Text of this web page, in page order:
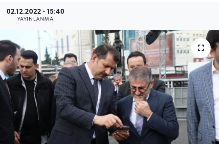
02.12.2022 - 15:40
YAYINLANMA
Magazin
Haber Arşivi